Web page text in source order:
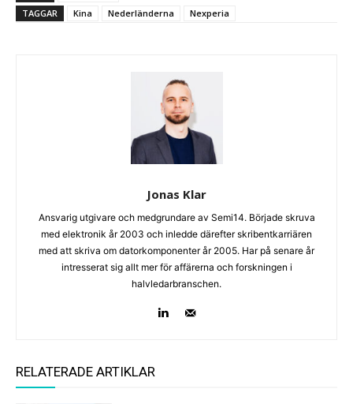
TAGGAR
Kina Nederländerna Nexperia
Jonas Klar
Ansvarig utgivare och medgrundare av Semi14. Började skruva
med elektronik år 2003 och inledde därefter skribentkarriären
med att skriva om datorkomponenter år 2005. Har på senare år
intresserat sig allt mer för affärerna och forskningen i
halvledarbranschen.
RELATERADE ARTIKLAR